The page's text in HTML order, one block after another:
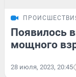
Появилось
мощного
28 июля, 2023, 20:45